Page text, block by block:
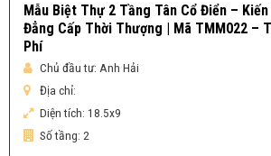
Mẫu Biệt Thự 2 Tầng Tân Cổ Điển –
Đẳng Cấp Thời Thượng | Mã TMM022 –
Phí
Chủ đầu tư: Anh Hải
Địa chỉ:
Diện tích: 18.5x9
Số tầng: 2